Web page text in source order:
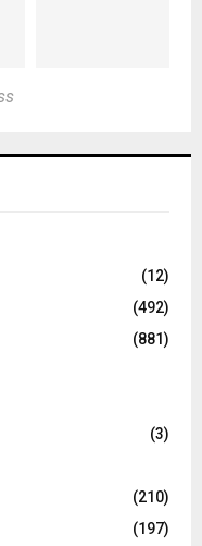
(12)
(492)
(881)
(3)
(210)
(197)